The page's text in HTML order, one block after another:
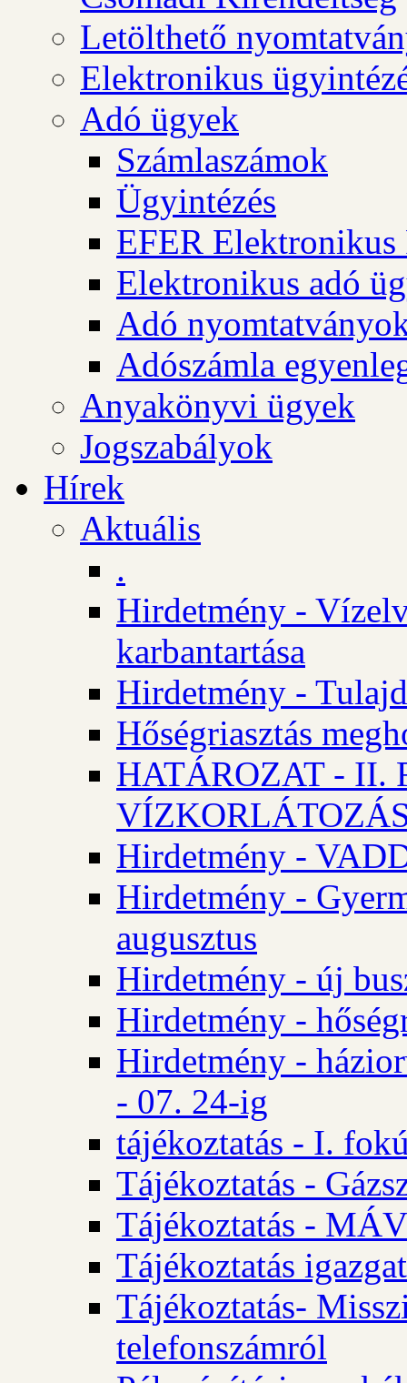
Letölthető
Elektronikus
Adó ügyek
Számlaszámok
Ügyintézés
EFER Elektronikus
Elektronikus adó
Adó
Adószámla
Anyakönyvi ügyek
Jogszabályok
Hírek
Aktuális
.
Hirdetmény -
karbantartása
Hirdetmény -
Hőségriasztás
HATÁROZAT - II.
Hirdetmény -
Hirdetmény -
augusztus
Hirdetmény - új
Hirdetmény -
Hirdetmény -
- 07. 24-ig
tájékoztatás - I.
Tájékoztatás -
Tájékoztatás -
Tájékoztatás
Tájékoztatás-
telefonszámról